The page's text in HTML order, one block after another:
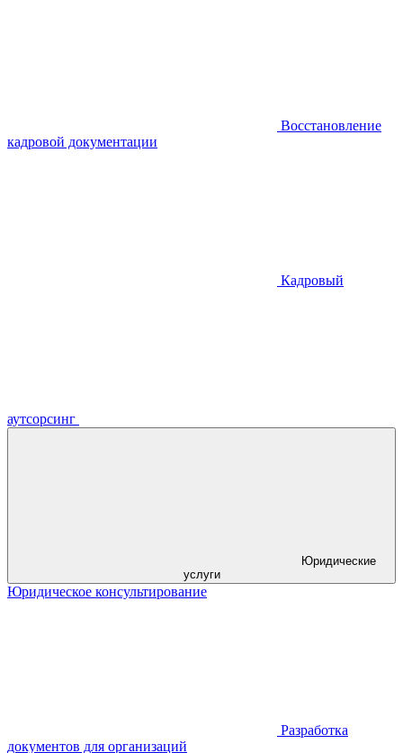
Восстановление
кадровой документации
Кадровый
аутсорсинг
услуги
Юридическое консультирование
Разработка
документов для организаций